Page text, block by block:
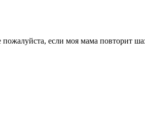
если моя мама повторит